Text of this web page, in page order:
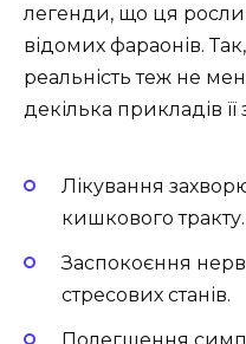
легенди, що ця
відомих фараонів.
реальність теж не
декілька прикладів її
Лікування
кишкового тракту.
Заспокоєння
стресових станів.